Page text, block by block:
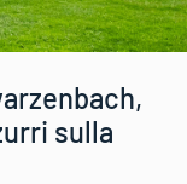
sulla